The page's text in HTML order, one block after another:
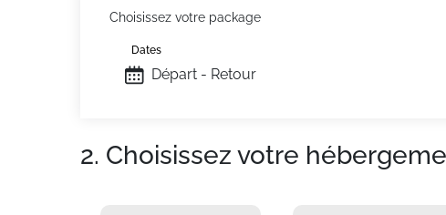
Choisissez votre package
Départ - Retour
Dates
2. Choisissez votre